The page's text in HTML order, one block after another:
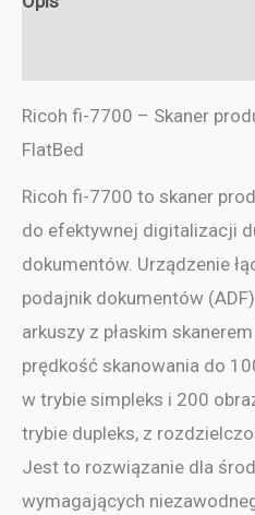
Ricoh fi-7700 – Skaner
FlatBed
Ricoh fi-7700 to skaner
do efektywnej digitalizacji
dokumentów. Urządzenie
podajnik dokumentów
arkuszy z płaskim
prędkość skanowania do
w trybie simpleks i 200
trybie dupleks, z
Jest to rozwiązanie dla
wymagających